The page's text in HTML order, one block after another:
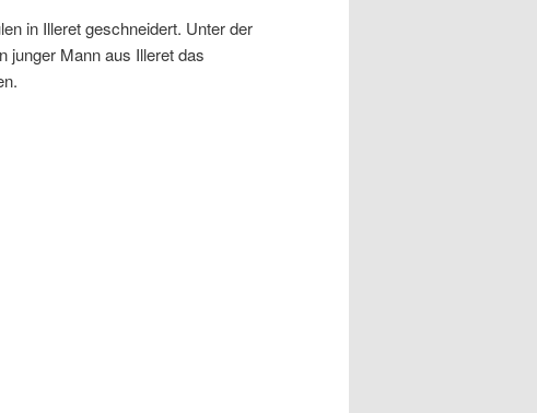
in Illeret geschneidert. Unter der
junger Mann aus Illeret das